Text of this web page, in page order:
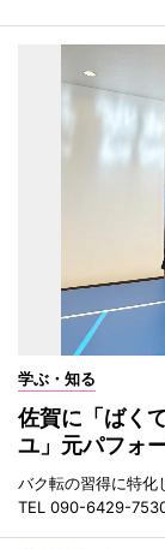
学ぶ・知る
佐賀に「ばく
ユ」元パフォ
バク転の習得に特化
TEL 090-6429-7530